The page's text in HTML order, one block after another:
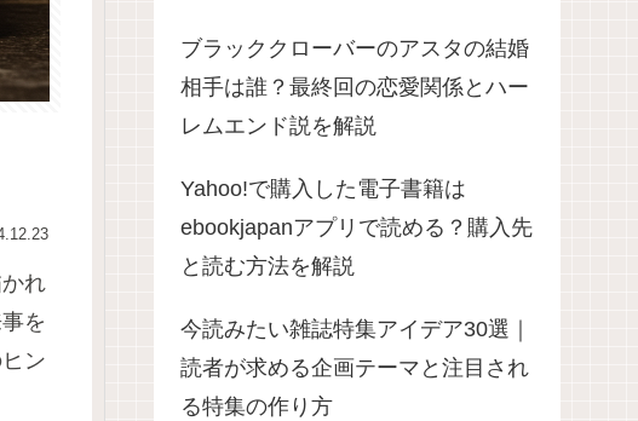
れ
を
ン
ブラッククローバーのアスタの結婚
相手は誰？最終回の恋愛関係とハー
レムエンド説を解説
Yahoo!で購入した電子書籍は
ebookjapanアプリで読める？購入先
と読む方法を解説
今読みたい雑誌特集アイデア30選｜
読者が求める企画テーマと注目され
る特集の作り方